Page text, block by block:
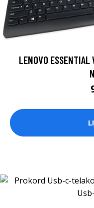
LENOVO ESSENTIAL